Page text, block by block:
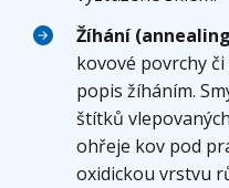
Žíhání
kovové povrchy
popis žíháním.
štítků
ohřeje kov pod
oxidickou vrstvu